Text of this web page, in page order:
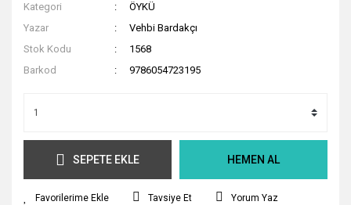
Kategori
ÖYKÜ
Yazar
Vehbi Bardakçı
Stok Kodu
1568
Barkod
9786054723195
SEPETE EKLE HEMEN AL
Tavsiye Et Yorum Yaz